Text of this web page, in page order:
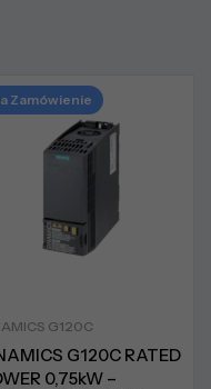
Zamówienie
G120C
G120C RATED
0,75kW –